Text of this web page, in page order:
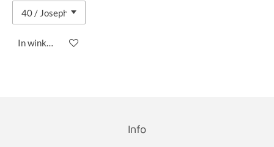
In winkelwagen
Info